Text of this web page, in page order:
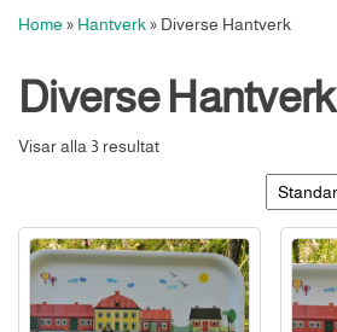
Home » Hantverk» Diverse Hantverk
Diverse Hantverk
Visar alla 3 resultat